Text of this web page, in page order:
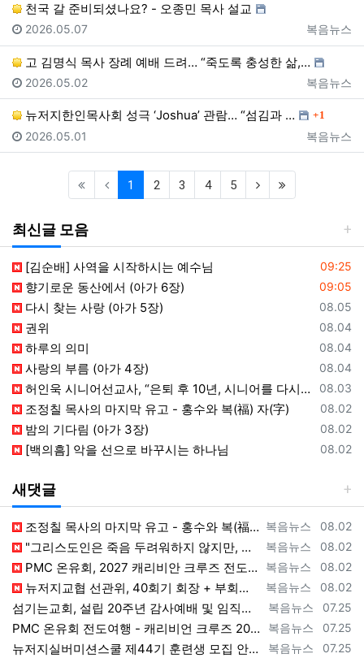
천국 갈 준비되셨나요? - 오종민 목사 설교
등록자
복음뉴스
등록일
2026.05.07
고 김명식 목사 장례 예배 드려… “죽도록 충성한 삶,…
등록자
복음뉴스
등록일
2026.05.02
뉴저지한인목사회 성극 ‘Joshua’ 관람… “섬김과 … 댓글
1
등록자
복음뉴스
등록일
2026.05.01
1 (current)
2 3 4 5 (next)
최신글 모음
등록일
09:25
[김순배] 사역을 시작하시는 예수님
등록일
09:05
향기로운 동산에서 (아가 6장)
등록일
08.05
다시 찾는 사랑 (아가 5장)
등록일
08.04
권위
등록일
08.04
하루의 의미
등록일
08.04
사랑의 부름 (아가 4장)
등록일
08.03
허인욱 시니어선교사, “은퇴 후 10년, 시니어를 다시 선교사로 세우는 사역에 헌신”
등록일
08.02
조정칠 목사의 마지막 유고 - 홍수와 복(福) 자(字)
등록일
08.02
밤의 기다림 (아가 3장)
등록일
08.02
[백의흠] 악을 선으로 바꾸시는 하나님
새댓글
등록자
복음뉴스 등록일
08.02
조정칠 목사의 마지막 유고 - 홍수와 복(福) 자(字) [2026년 8월 1일 토요일 자 뉴욕일보 기사] ==> https://www.bogeu…
등록자
복음뉴스 등록일
08.02
"그리스도인은 죽음 두려워하지 않지만, 살아 있는 동안 다른 사람의 유익 + 믿음의 진보 위해 살아야" [2026년 7월 31일 금요일 자 뉴욕…
등록자
복음뉴스 등록일
08.02
PMC 온유회, 2027 캐리비안 크루즈 전도여행 참가자 모집 [2026년 7월 31일 금요일 자 뉴욕일보 기사] ==> https://www.…
등록자
복음뉴스 등록일
08.02
뉴저지교협 선관위, 40회기 회장 + 부회장 등록 + 추천 절차 공고 --- 8월 28일 등록 마감, 9월 28일 선거 [2026년 7월 29일…
등록자
복음뉴스 등록일
07.25
섬기는교회, 설립 20주년 감사예배 및 임직식 --- "이제 더 힘차게 창공을 날자" [2026년 7월 25일 토요일 자 뉴욕일보 기사] ==>…
등록자
복음뉴스 등록일
07.25
PMC 온유회 전도여행 - 캐리비언 크루즈 2027 안내 ==> https://www.bogeumnews.com/gnu54/bbs/board.p…
등록자
복음뉴스 등록일
07.25
뉴저지실버미션스쿨 제44기 훈련생 모집 안내 ==> https://www.bogeumnews.com/gnu54/bbs/board.php?bo_t…